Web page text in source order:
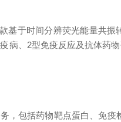
基于时间分辨荧光能量共
、2型免疫反应及抗体药
包括药物靶点蛋白、免